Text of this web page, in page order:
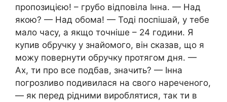
пропозицією! – грубо відповіла Інна. — Над
якою? — Над обома! — Тоді поспішай, у тебе
мало часу, а якщо точніше – 24 години. Я
купив обручку у знайомого, він сказав, що я
можу повернути обручку протягом дня. —
Ах, ти про все подбав, значить? — Інна
погрозливо подивилася на свого нареченого,
— як перед рідними вироблятися, так ти в